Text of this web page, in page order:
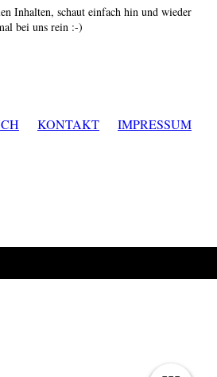
Inhalten, schaut einfach hin und wieder
bei uns rein :-)
KONTAKT IMPRESSUM